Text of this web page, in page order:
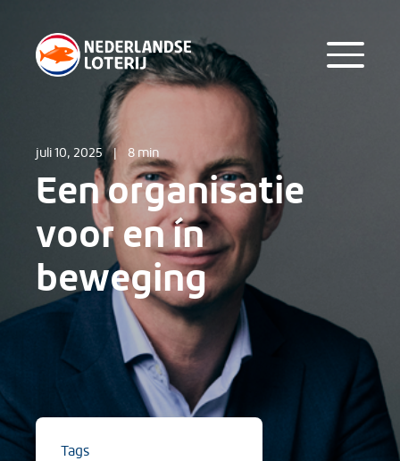
juli 10, 2025 | 8 min
Een organisatie
voor en ín
beweging
Tags